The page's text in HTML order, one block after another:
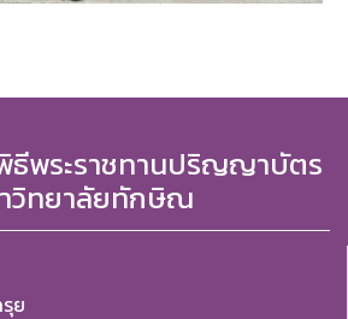
ธีพระราชทานปริญญาบัตร
วิทยาลัยทักษิณ
ย